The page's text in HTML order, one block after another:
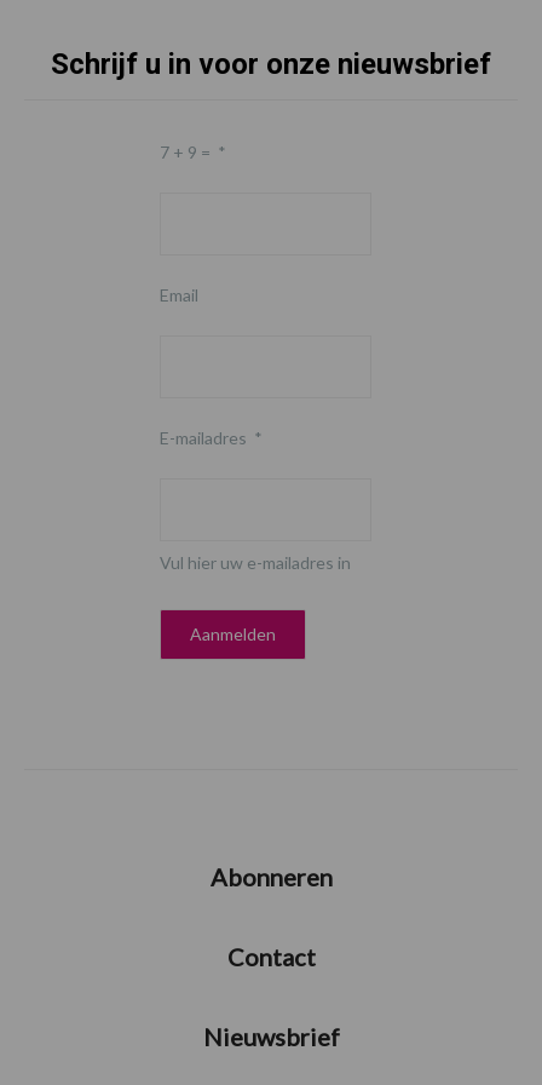
Schrijf u in voor onze nieuwsbrief
7 + 9 = *
Email
E-mailadres *
Vul hier uw e-mailadres in
Abonneren
Contact
Nieuwsbrief